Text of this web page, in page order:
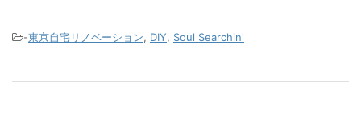
-東京自宅リノベーション, DIY, Soul Searchin'